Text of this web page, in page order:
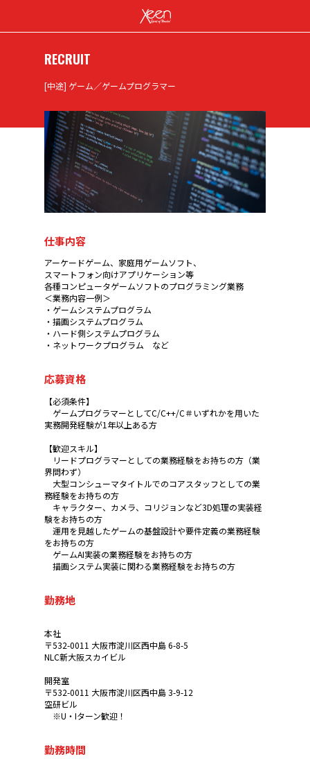
RECRUIT
[中途] ゲーム／ゲームプログラマー
仕事内容
アーケードゲーム、家庭用ゲームソフト、
スマートフォン向けアプリケーション等
各種コンピュータゲームソフトのプログラミング業務
＜業務内容一例＞
・ゲームシステムプログラム
・描画システムプログラム
・ハード側システムプログラム
・ネットワークプログラム など
応募資格
【必須条件】
ゲームプログラマーとしてC/C++/C＃いずれかを用いた
実務開発経験が1年以上ある方
【歓迎スキル】
リードプログラマーとしての業務経験をお持ちの方（業
界問わず）
大型コンシューマタイトルでのコアスタッフとしての業
務経験をお持ちの方
キャラクター、カメラ、コリジョンなど3D処理の実装経
験をお持ちの方
運用を見越したゲームの基盤設計や要件定義の業務経験
をお持ちの方
ゲームAI実装の業務経験をお持ちの方
描画システム実装に関わる業務経験をお持ちの方
勤務地
本社
〒532-0011 大阪市淀川区西中島 6-8-5
NLC新大阪スカイビル
開発室
〒532-0011 大阪市淀川区西中島 3-9-12
空研ビル
※U・Iターン歓迎！
勤務時間